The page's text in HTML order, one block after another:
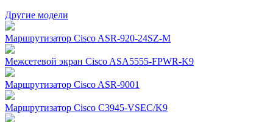
Другие модели
Маршрутизатор Cisco ASR-920-24SZ-M
Межсетевой экран Cisco ASA5555-FPWR-K9
Маршрутизатор Cisco ASR-9001
Маршрутизатор Cisco C3945-VSEC/K9